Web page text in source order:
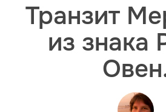
Транзит
из знака